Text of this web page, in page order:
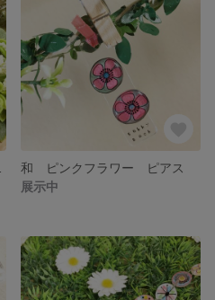
和 ピンクフラワー ピアス
展示中